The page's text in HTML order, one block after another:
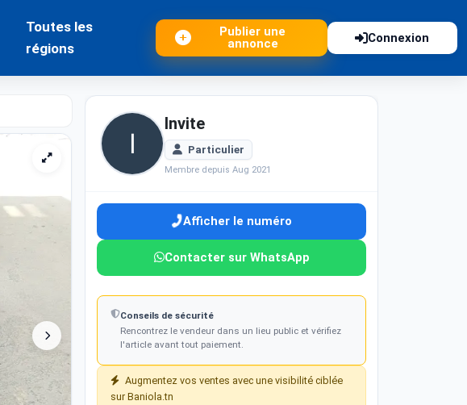
Toutes les
régions
Publier une
annonce
Connexion
Invite
Particulier
Membre depuis Aug 2021
Afficher le numéro
Contacter sur WhatsApp
Conseils de sécurité
Rencontrez le vendeur dans un lieu public et vérifiez
l'article avant tout paiement.
Augmentez vos ventes avec une visibilité ciblée
sur Baniola.tn